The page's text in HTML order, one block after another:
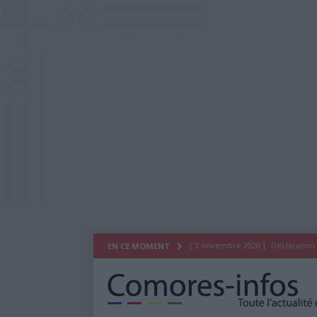
EN CE MOMENT [ 3 novembre 2020 ] Déclaration
[ 26 octobre 2019 ] As Salam